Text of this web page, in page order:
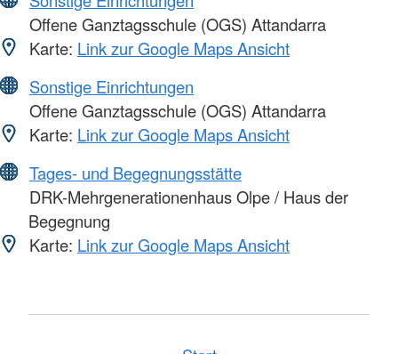
Offene Ganztagsschule (OGS) Attandarra
Karte: Link zur Google Maps Ansicht
Sonstige Einrichtungen
Offene Ganztagsschule (OGS) Attandarra
Karte: Link zur Google Maps Ansicht
Tages- und Begegnungsstätte
DRK-Mehrgenerationenhaus Olpe / Haus der
Begegnung
Karte: Link zur Google Maps Ansicht